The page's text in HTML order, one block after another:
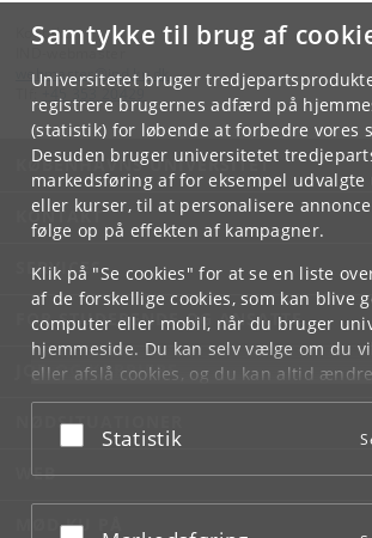
Samtykke til brug af
Universitetet bruger
registrere brugernes adfærd på
(statistik) for løbende at forbedre vores
Desuden bruger universitetet
markedsføring af for eksempel
eller kurser, til at personalisere
følge op på effekten af kampagner.
Klik på "Se cookies" for at se en liste
af de forskellige cookies, som kan blive
computer eller mobil, når du bruger
hjemmeside. Du kan selv vælge om du
eller afslå cookies, og du kan altid
underCookie- og privatlivspolitiksom
bunden af hver side.
Acceptér eller afslå
Statistik
Kontakt:
IND-webmaster
webmaster@ind.ku. dk
KØBENHAVNS UNIVERSITET
KONTAKT
SERVICES
FOR STUDERENDE OG ANSATTE
JOB OG KARRIERE
NØDSITUATIONER
WEB
MØD KU PÅ